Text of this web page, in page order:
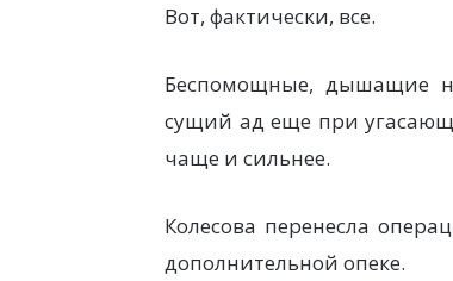
Вот, фактически, все.
Беспомощные, дышащие
сущий ад еще при
чаще и сильнее.
Колесова перенесла
дополнительной опеке.